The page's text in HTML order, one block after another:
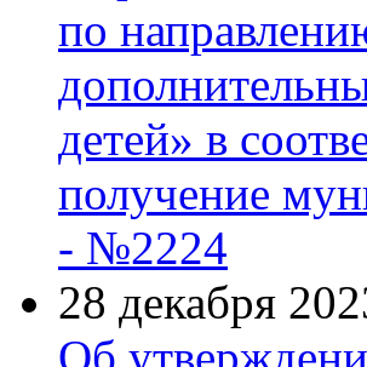
по
детей» в
получение
- №2224
28 декабря
Об